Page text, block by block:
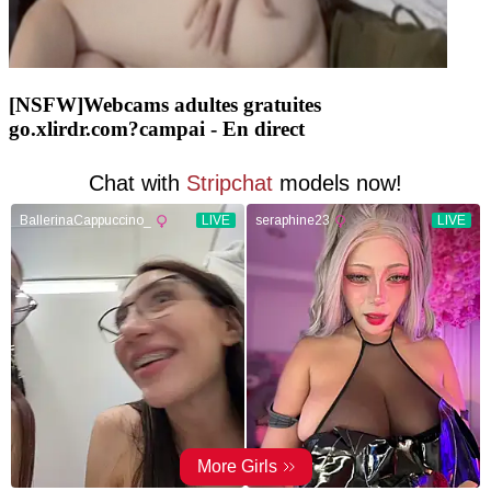
[NSFW]Webcams adultes gratuites
go.xlirdr.com?campai - En direct